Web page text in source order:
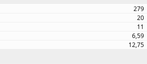
279
20
11
6,59
12,75